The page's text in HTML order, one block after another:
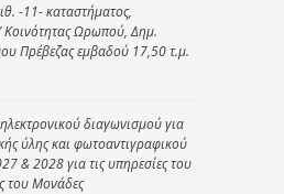
-11- καταστήματος,
Ωρωπού, Δημ.
Πρέβεζας εμβαδού 17,50 τ.μ.
διαγωνισμού για
ύλης και φωτοαντιγραφικού
& 2028 για τις υπηρεσίες του
του Μονάδες